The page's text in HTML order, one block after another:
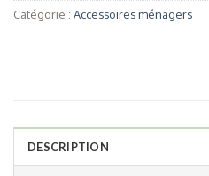
Catégorie : Accessoires ménagers
DESCRIPTION